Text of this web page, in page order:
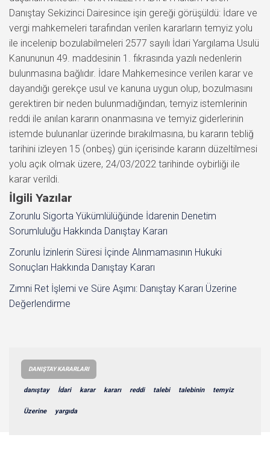
Danıştay Sekizinci Dairesince işin gereği görüşüldü: İdare ve
vergi mahkemeleri tarafından verilen kararların temyiz yolu
ile incelenip bozulabilmeleri 2577 sayılı İdari Yargılama Usulü
Kanununun 49. maddesinin 1. fıkrasında yazılı nedenlerin
bulunmasına bağlıdır. İdare Mahkemesince verilen karar ve
dayandığı gerekçe usul ve kanuna uygun olup, bozulmasını
gerektiren bir neden bulunmadığından, temyiz istemlerinin
reddi ile anılan kararın onanmasına ve temyiz giderlerinin
istemde bulunanlar üzerinde bırakılmasına, bu kararın tebliğ
tarihini izleyen 15 (onbeş) gün içerisinde kararın düzeltilmesi
yolu açık olmak üzere, 24/03/2022 tarihinde oybirliği ile
karar verildi.
İlgili Yazılar
Zorunlu Sigorta Yükümlülüğünde İdarenin Denetim
Sorumluluğu Hakkında Danıştay Kararı
Zorunlu İzinlerin Süresi İçinde Alınmamasının Hukuki
Sonuçları Hakkında Danıştay Kararı
Zımni Ret İşlemi ve Süre Aşımı: Danıştay Kararı Üzerine
Değerlendirme
DANIŞTAY KARARLARI
danıştay İdari karar kararı reddi talebi talebinin temyiz
Üzerine yargıda